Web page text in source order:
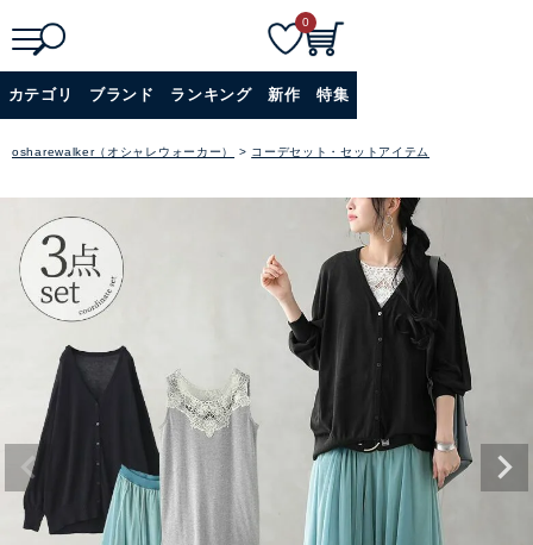
詳細検索
0
カテゴリ ブランド ランキング 新作 特集
osharewalker（オシャレウォーカー） コーデセット・セットアイテム